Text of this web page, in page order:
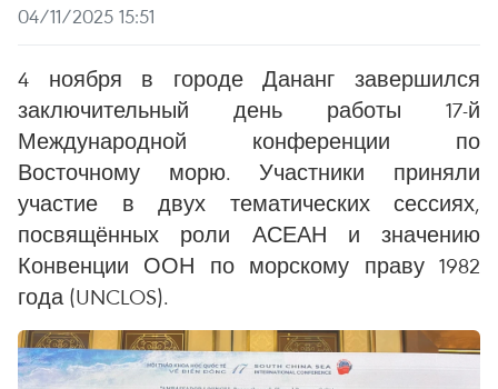
04/11/2025 15:51
4 ноября в городе Дананг завершился
заключительный день работы 17-й
Международной конференции по
Восточному морю. Участники приняли
участие в двух тематических сессиях,
посвящённых роли АСЕАН и значению
Конвенции ООН по морскому праву 1982
года (UNCLOS).